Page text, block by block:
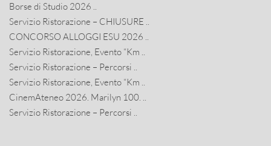
Borse di Studio 2026 ..
Servizio Ristorazione – CHIUSURE ..
CONCORSO ALLOGGI ESU 2026 ..
Servizio Ristorazione, Evento “Km ..
Servizio Ristorazione – Percorsi ..
Servizio Ristorazione, Evento “Km ..
CinemAteneo 2026. Marilyn 100. ..
Servizio Ristorazione – Percorsi ..